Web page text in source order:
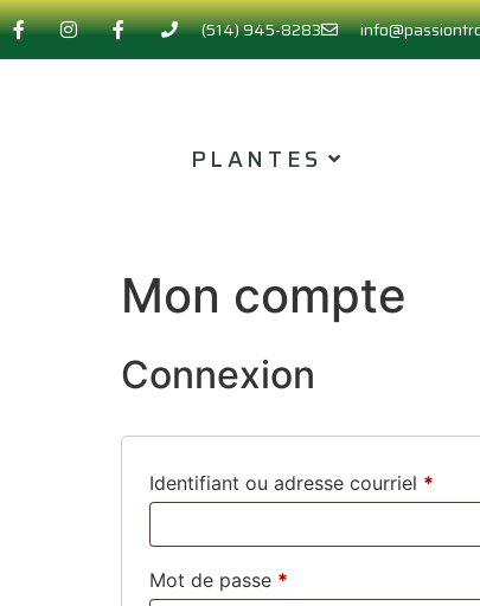
(514) 945-8283
PLANTES
Mon compte
Connexion
Identifiant ou adresse courriel *
Mot de passe *